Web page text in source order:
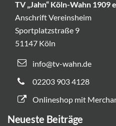
TV „Jahn“ Köln-Wahn 1909
Anschrift Vereinsheim
Sportplatzstraße 9
51147 Köln
info@tv-wahn.de
02203 903 4128
Onlineshop mit
Neueste Beiträge